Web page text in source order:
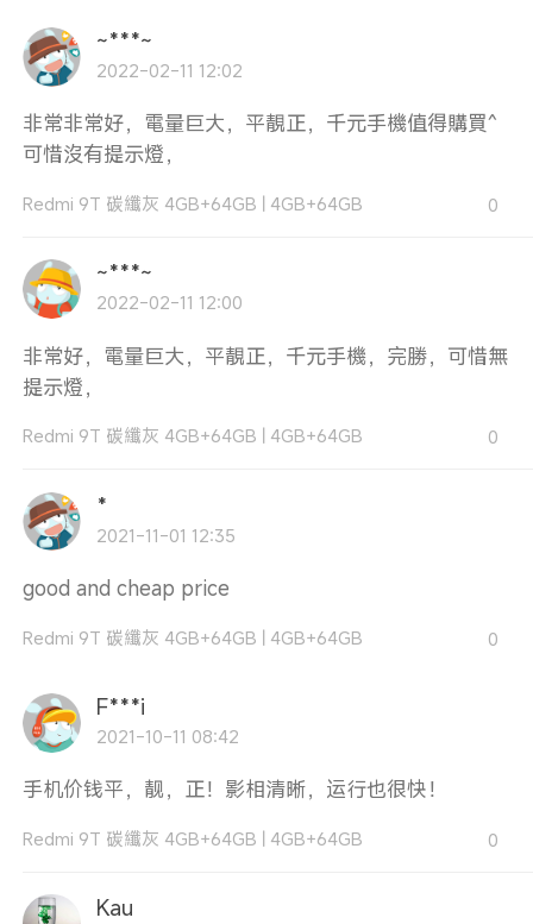
~***~
2022-02-11 12:02
非常非常好，電量巨大，平靚正，千元手機值得購買^
可惜沒有提示燈，
Redmi 9T 碳纖灰 4GB+64GB | 4GB+64GB 0
~***~
2022-02-11 12:00
非常好，電量巨大，平靚正，千元手機，完勝，可惜無
提示燈，
Redmi 9T 碳纖灰 4GB+64GB | 4GB+64GB 0
*
2021-11-01 12:35
good and cheap price
Redmi 9T 碳纖灰 4GB+64GB | 4GB+64GB 0
F***i
2021-10-11 08:42
手机价钱平，靓，正！影相清晰，运行也很快！
Redmi 9T 碳纖灰 4GB+64GB | 4GB+64GB 0
Kau